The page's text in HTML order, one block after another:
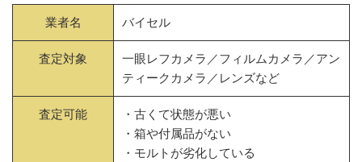
業者名 バイセル
査定対象
一眼レフカメラ／フィルムカメラ／アン
ティークカメラ／レンズなど
査定可能
・古くて状態が悪い
・箱や付属品がない
・モルトが劣化している